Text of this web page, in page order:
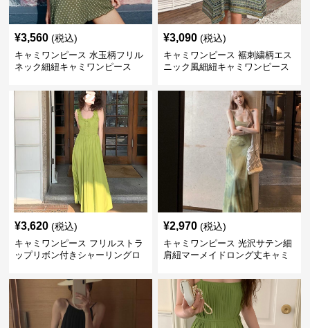
¥3,560 (税込)
キャミワンピース 水玉柄フリル
ネック細紐キャミワンピース
¥3,090 (税込)
キャミワンピース 裾刺繍柄エス
ニック風細紐キャミワンピース
¥3,620 (税込)
キャミワンピース フリルストラ
ップリボン付きシャーリングロ
ン
¥2,970 (税込)
キャミワンピース 光沢サテン細
肩紐マーメイドロング丈キャミ